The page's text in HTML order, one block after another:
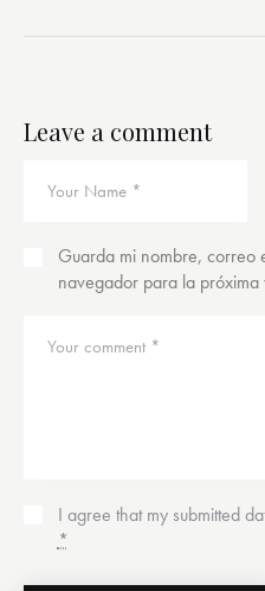
Leave a comment
Guarda mi nombre, correo
navegador para la próxima
I agree that my submitted
*